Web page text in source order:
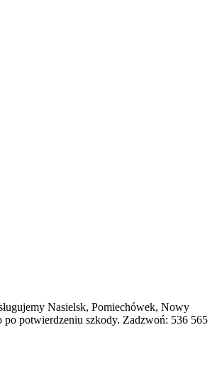
Nasielsk, Pomiechówek, Nowy
po potwierdzeniu szkody. Zadzwoń: 536 565